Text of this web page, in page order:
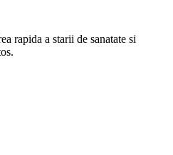
rapida a starii de sanatate si